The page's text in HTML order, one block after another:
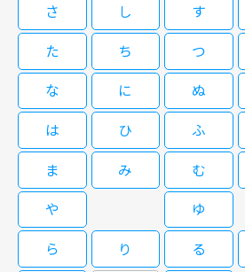
さ
し す
た
ち つ
な
に ぬ
は
ひ ふ
ま
み む
や
ゆ
ら
り る